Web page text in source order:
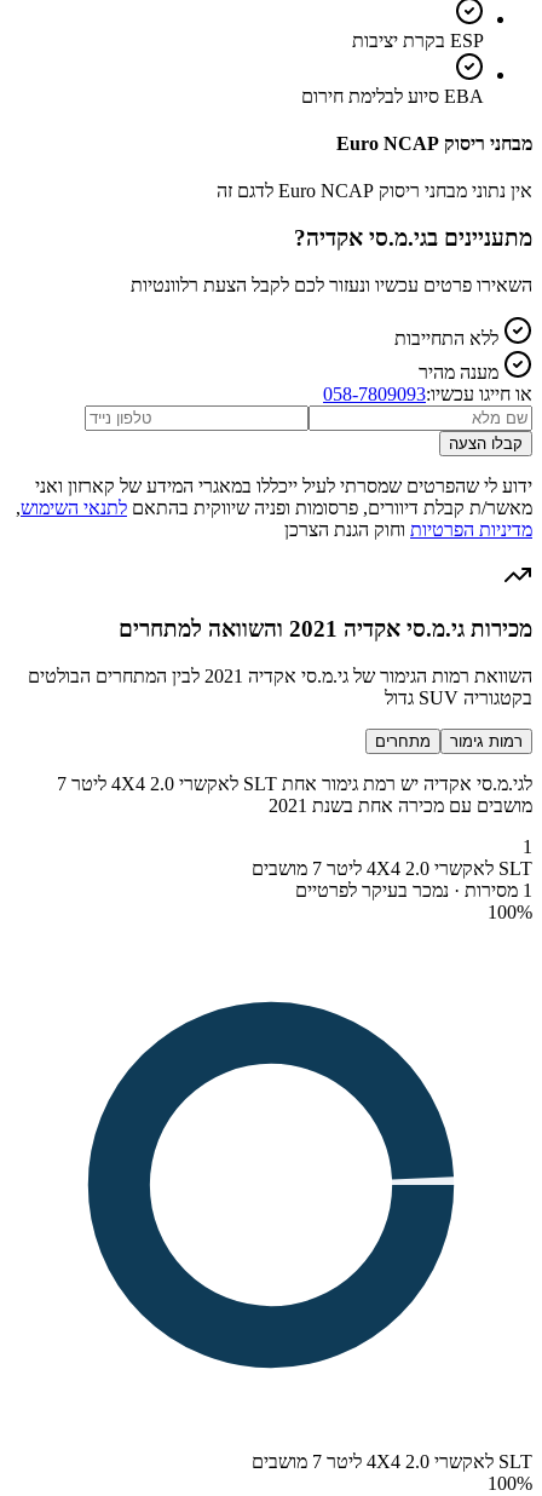
ESP בקרת יציבות
EBA סיוע לבלימת חירום
מבחני ריסוק Euro NCAP
אין נתוני מבחני ריסוק Euro NCAP לדגם זה
מתעניינים בגי.מ.סי אקדיה?
השאירו פרטים עכשיו ונעזור לכם לקבל הצעת רלוונטיות
ללא התחייבות
מענה מהיר
או חייגו עכשיו:058-7809093
קבלו הצעה
ידוע לי שהפרטים שמסרתי לעיל ייכללו במאגרי המידע של קארזון ואני
מאשר/ת קבלת דיוורים, פרסומות ופניה שיווקית בהתאם לתנאי השימוש,
מדיניות הפרטיות וחוק הגנת הצרכן
מכירות גי.מ.סי אקדיה 2021 והשוואה למתחרים
השוואת רמות הגימור של גי.מ.סי אקדיה 2021 לבין המתחרים הבולטים
בקטגוריה SUV גדול
רמות גימור מתחרים
לגי.מ.סי אקדיה יש רמת גימור אחת SLT לאקשרי 4X4 2.0 ליטר 7
מושבים עם מכירה אחת בשנת 2021
1
SLT לאקשרי 4X4 2.0 ליטר 7 מושבים
1 מסירות · נמכר בעיקר לפרטיים
100%
SLT לאקשרי 4X4 2.0 ליטר 7 מושבים
100%